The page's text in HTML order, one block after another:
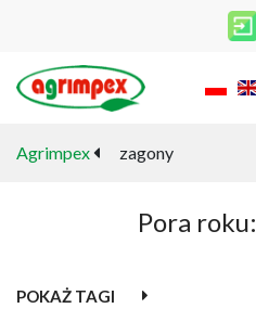
Agrimpex zagony
Pora roku:
POKAŻ TAGI